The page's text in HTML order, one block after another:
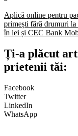
Aplică online pentru
primești fără drumuri
în lei și CEC Bank
Ți-a plăcut
prietenii tăi:
Facebook
Twitter
LinkedIn
WhatsApp